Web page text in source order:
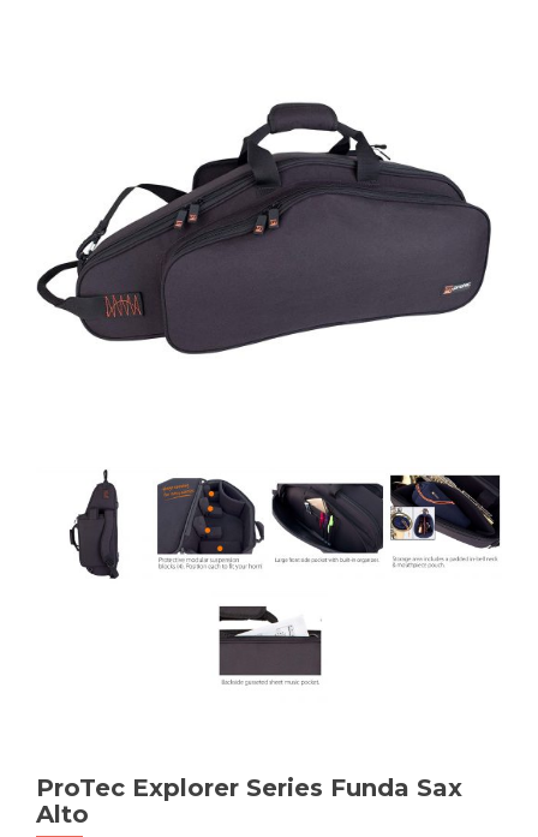
ProTec Explorer Series Funda Sax
Alto